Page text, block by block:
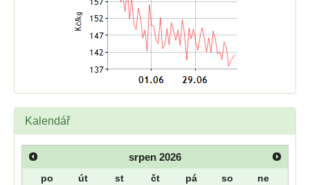
Kalendář
srpen 2026
po út st čt pá so ne